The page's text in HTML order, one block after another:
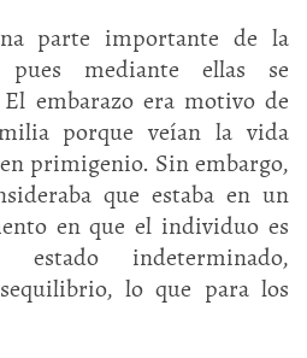
parte importante de la
pues mediante ellas se
embarazo era motivo de
porque veían la vida
primigenio. Sin embargo,
que estaba en un
en que el individuo es
indeterminado,
lo que para los